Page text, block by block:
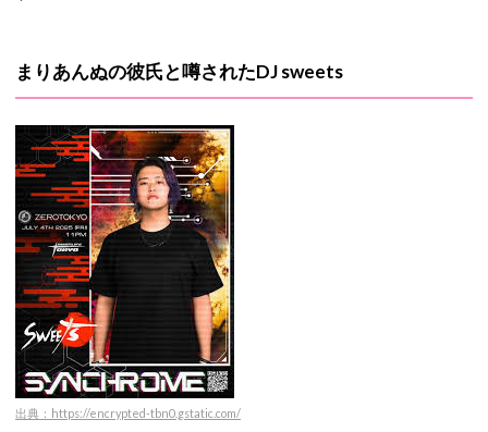
まりあんぬの彼氏と噂されたDJ sweets
出典：https://encrypted-tbn0.gstatic.com/